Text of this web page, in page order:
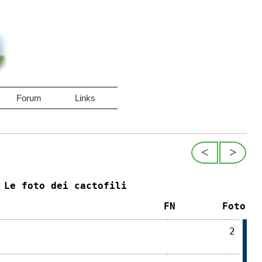
Forum Links
>
<
Le foto dei cactofili
FN Foto
2